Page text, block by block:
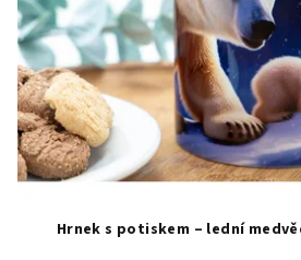
Hrnek s potiskem – lední